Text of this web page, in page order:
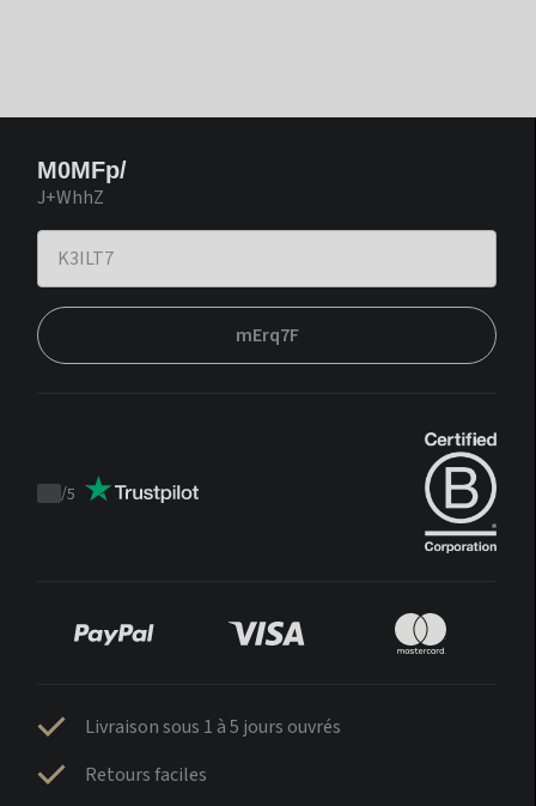
M0MFp/
J+WhhZ
mErq7F
Trustpilot
/5
Livraison sous 1 à 5 jours ouvrés
Retours faciles